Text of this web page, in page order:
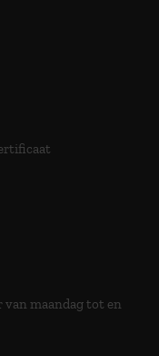
van maandag tot en